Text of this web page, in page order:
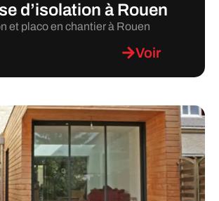
d’isolation à Rouen
et placo en chantier à Rouen
Voir